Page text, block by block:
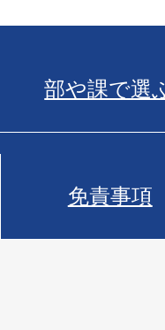
部や課で選
免責事項